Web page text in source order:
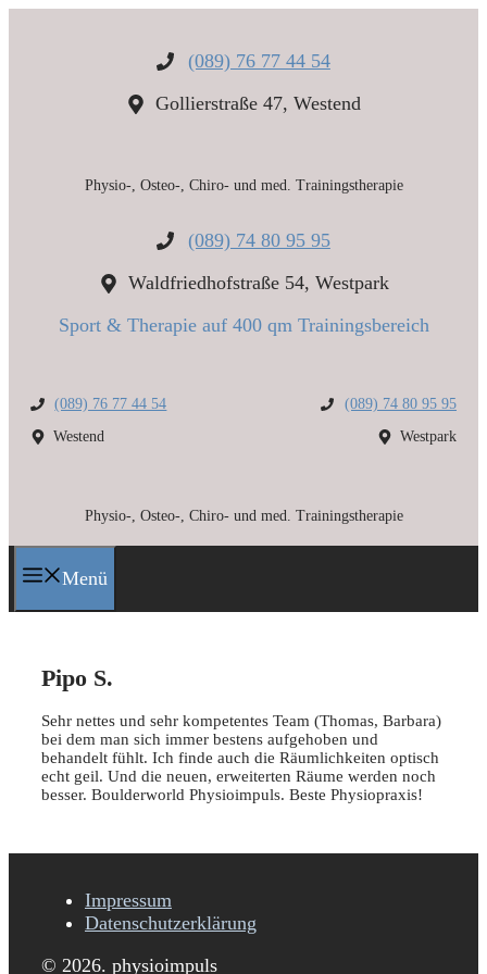
(089) 76 77 44 54
Gollierstraße 47, Westend
Physio-, Osteo-, Chiro- und med. Trainingstherapie
(089) 74 80 95 95
Waldfriedhofstraße 54, Westpark
Sport & Therapie auf 400 qm Trainingsbereich
(089) 76 77 44 54
Westend
(089) 74 80 95 95
Westpark
Physio-, Osteo-, Chiro- und med. Trainingstherapie
Menü
Pipo S.
Sehr nettes und sehr kompetentes Team (Thomas, Barbara)
bei dem man sich immer bestens aufgehoben und
behandelt fühlt. Ich finde auch die Räumlichkeiten optisch
echt geil. Und die neuen, erweiterten Räume werden noch
besser. Boulderworld Physioimpuls. Beste Physiopraxis!
Impressum
Datenschutzerklärung
© 2026. physioimpuls